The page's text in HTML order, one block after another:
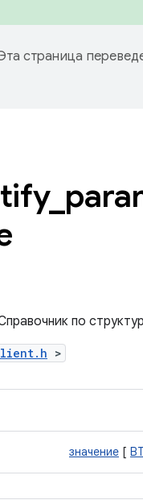
страница
_
по
>
значение [